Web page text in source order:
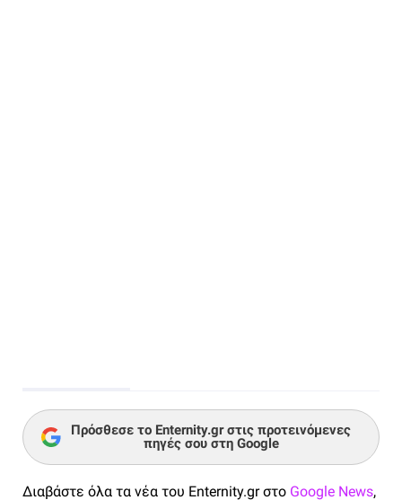
Πρόσθεσε το Enternity.gr στις προτεινόμενες
πηγές σου στη Google
Διαβάστε όλα τα νέα του Enternity.gr στο Google News,